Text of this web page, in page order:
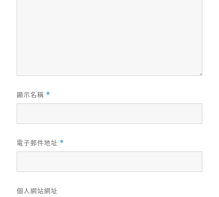
顯示名稱 *
電子郵件地址 *
個人網站網址